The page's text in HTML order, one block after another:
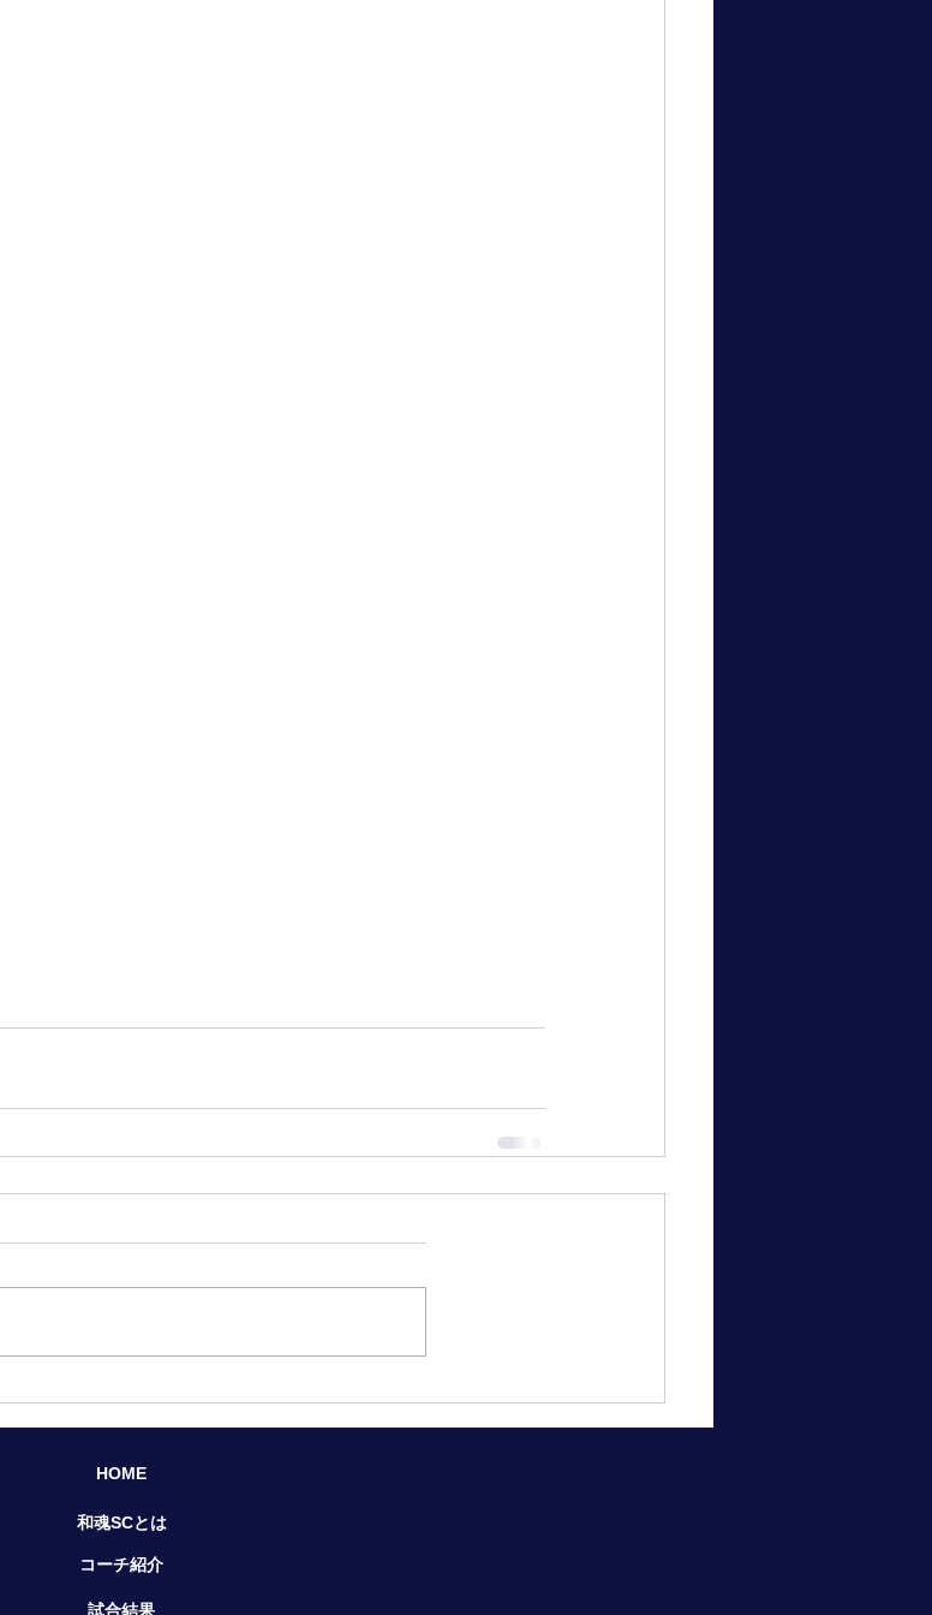
HOME​
​和魂SCとは
コーチ紹介
試合結果